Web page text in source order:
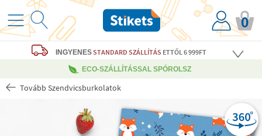
0
INGYENESSTANDARD SZÁLLÍTÁS ETTŐL 6 999FT
ECO-SZÁLLÍTÁSSAL SPÓROLSZ
Tovább Szendvicsburkolatok